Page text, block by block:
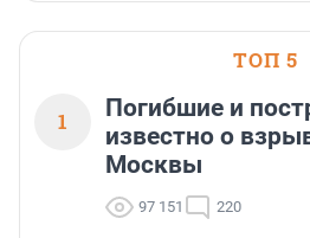
ТОП 5
1
Погибшие и
известно о
Москвы
97 151 220